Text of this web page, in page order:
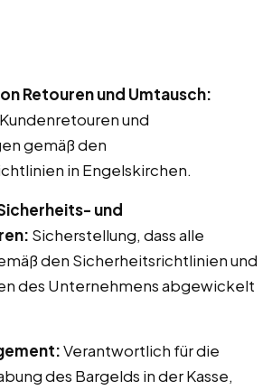
Retouren und Umtausch:
und
gemäß den
in Engelskirchen.
und
Sicherstellung, dass alle
den Sicherheitsrichtlinien und
des Unternehmens abgewickelt
Verantwortlich für die
des Bargelds in der Kasse,